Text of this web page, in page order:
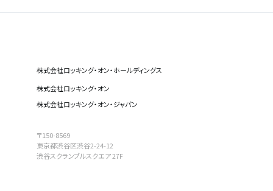
株式会社ロッキング・オン・ホールディングス
株式会社ロッキング・オン
株式会社ロッキング・オン・ジャパン
〒150-8569
東京都渋谷区渋谷2-24-12
渋谷スクランブルスクエア 27F